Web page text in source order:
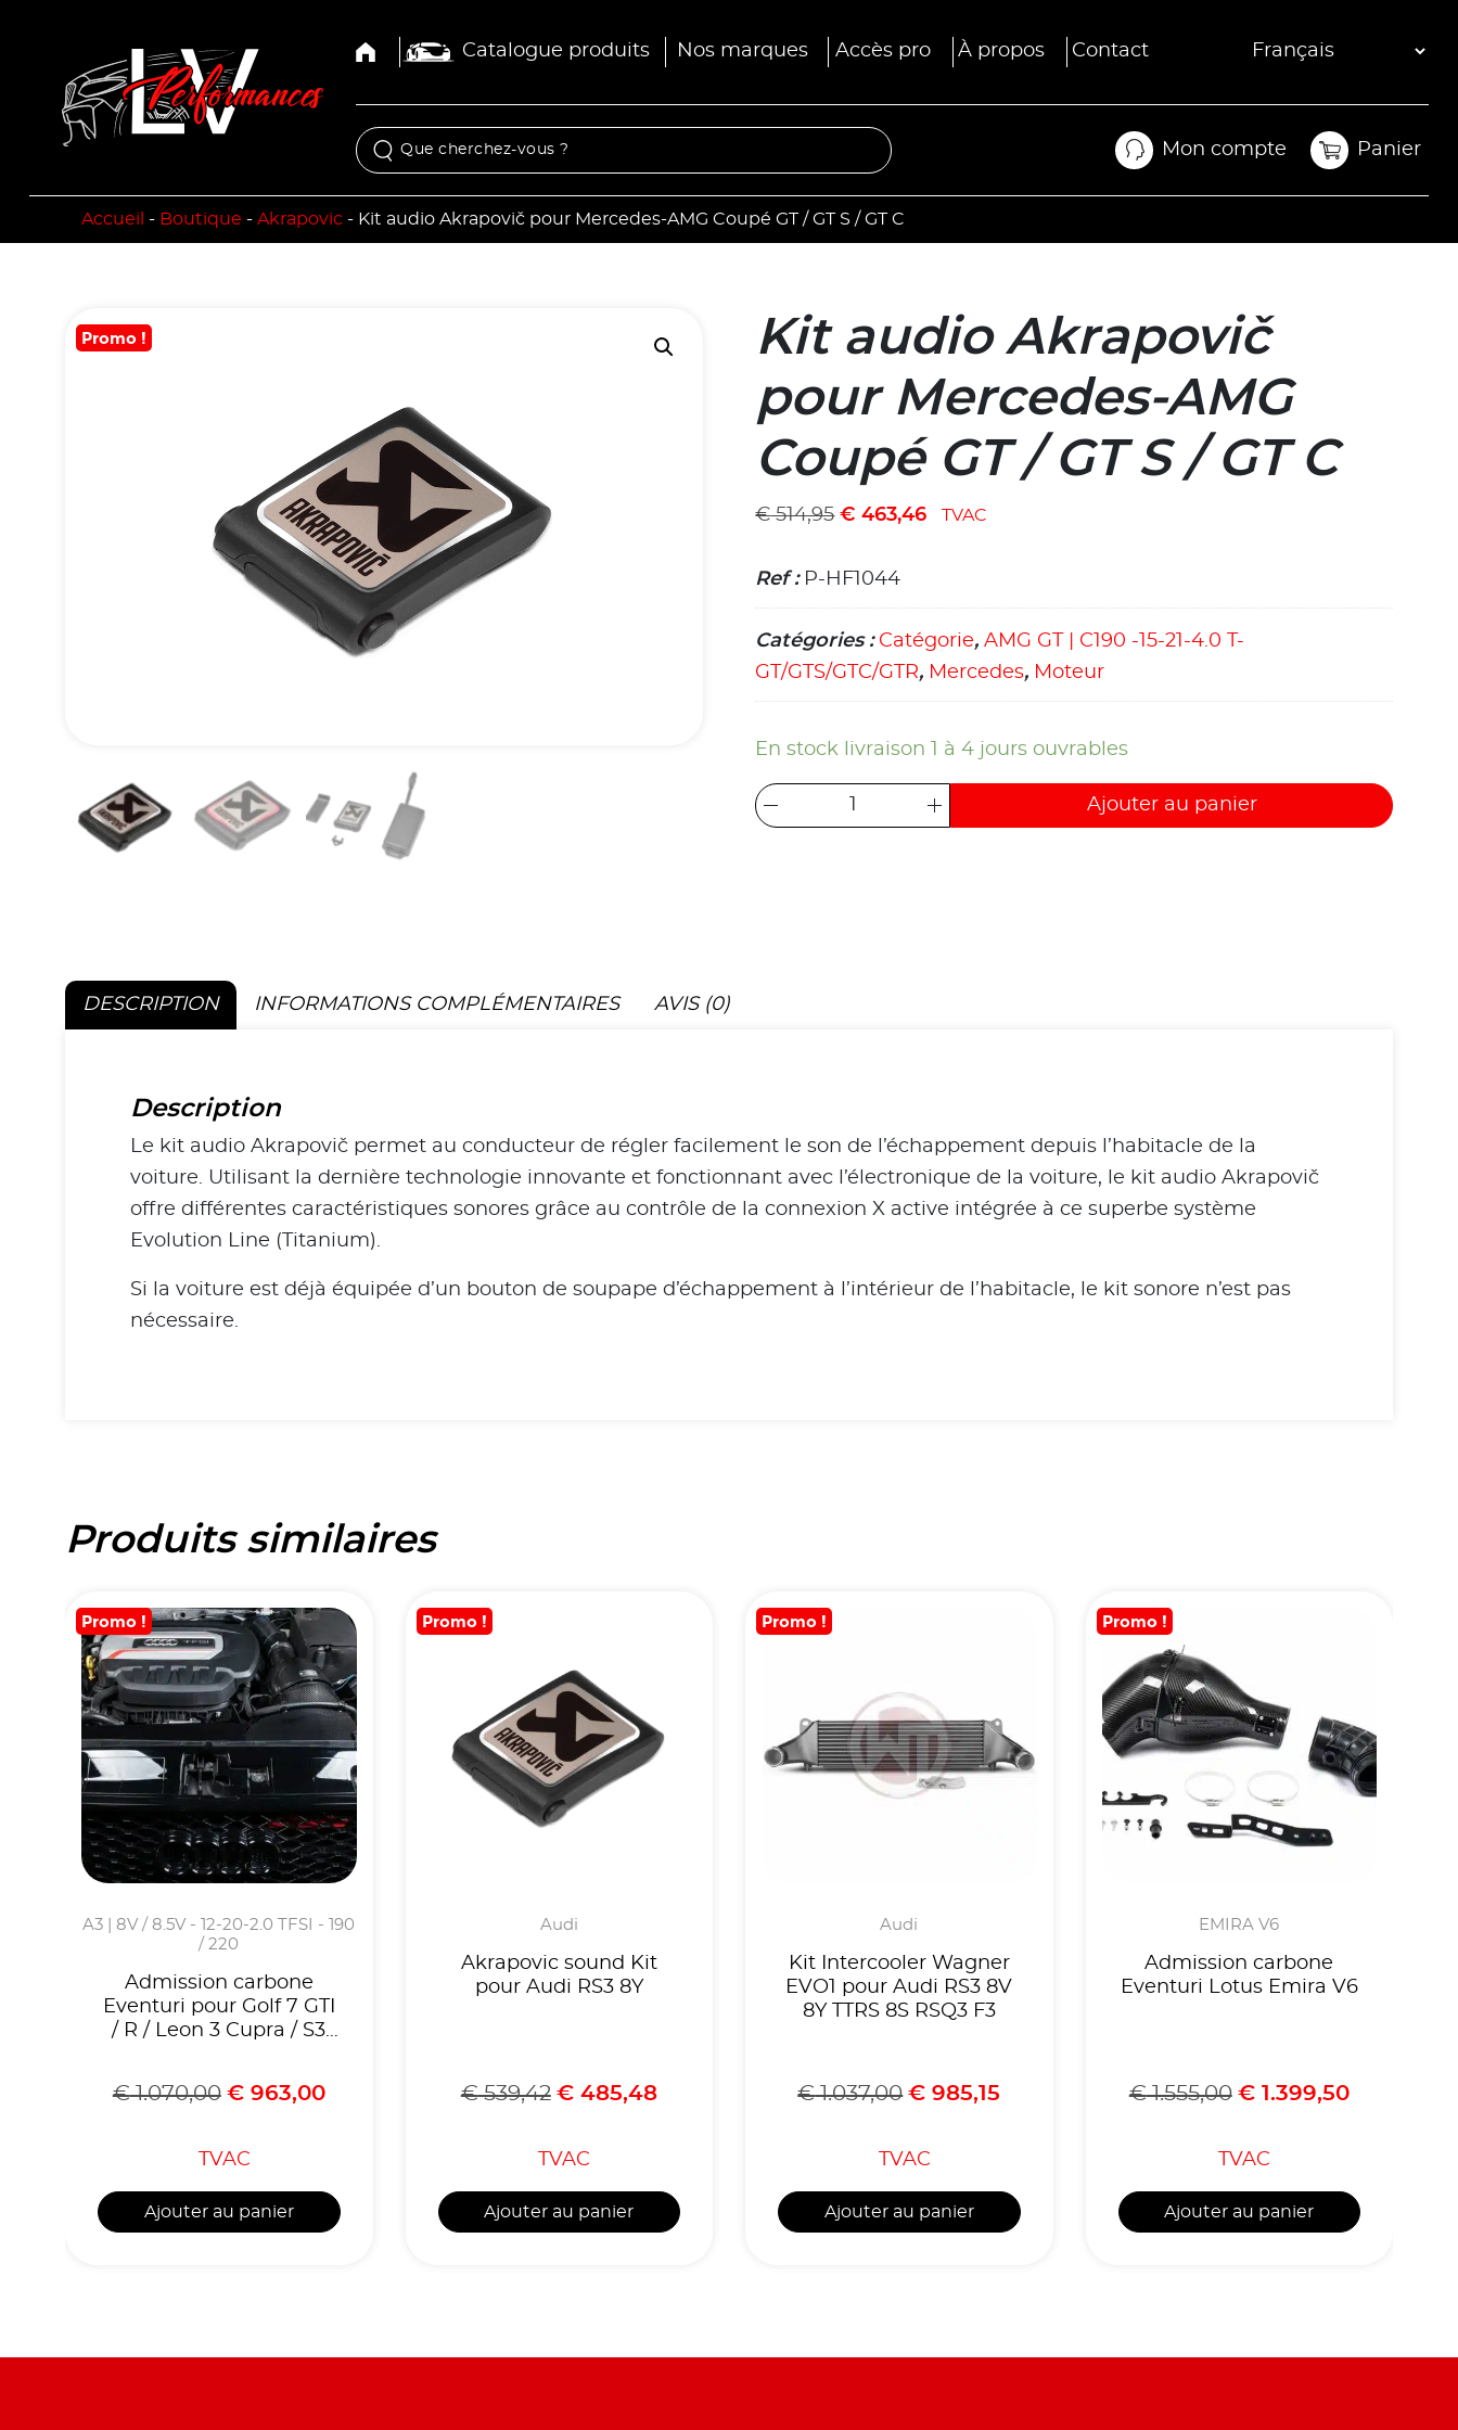
Catalogue produits Nos marques Accès pro À propos Contact
Mon compte
Mon compte
Panier
Panier
Accueil - Boutique - Akrapovic - Kit audio Akrapovič pour Mercedes-AMG Coupé GT / GT S / GT C
Promo !
Kit audio Akrapovič
pour Mercedes-AMG
Coupé GT / GT S / GT C
€514,95 € 463,46 TVAC
Ref : P-HF1044
Catégories : Catégorie,AMG GT | C190 -15-21-4.0 T-
GT/GTS/GTC/GTR, Mercedes, Moteur
En stock livraison 1 à 4 jours ouvrables
Ajouter au panier
DESCRIPTION INFORMATIONS COMPLÉMENTAIRES AVIS (0)
Description
Le kit audio Akrapovič permet au conducteur de régler facilement le son de l’échappement depuis l’habitacle de la
voiture. Utilisant la dernière technologie innovante et fonctionnant avec l’électronique de la voiture, le kit audio Akrapovič
offre différentes caractéristiques sonores grâce au contrôle de la connexion X active intégrée à ce superbe système
Evolution Line (Titanium).
Si la voiture est déjà équipée d’un bouton de soupape d’échappement à l’intérieur de l’habitacle, le kit sonore n’est pas
nécessaire.
Produits similaires
Promo !
A3 | 8V / 8.5V - 12-20-2.0 TFSI - 190
/ 220
Admission carbone
Eventuri pour Golf 7 GTI
/ R / Leon 3 Cupra / S3
€1.070,00 €963,00
TVAC
Ajouter au panier
Promo !
Audi
Akrapovic sound Kit
pour Audi RS3 8Y
€539,42 €485,48
TVAC
Ajouter au panier
Promo !
Audi
Kit Intercooler Wagner
EVO1 pour Audi RS3 8V
8Y TTRS 8S RSQ3 F3
€1.037,00 € 985,15
TVAC
Ajouter au panier
Promo !
EMIRA V6
Admission carbone
Eventuri Lotus Emira V6
€1.555,00 €1.399,50
TVAC
Ajouter au panier